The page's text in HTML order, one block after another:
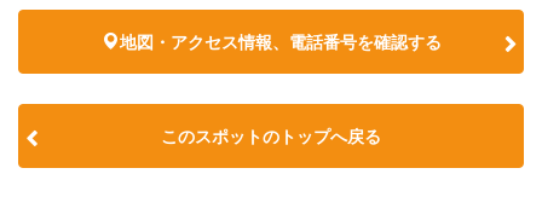
地図・アクセス情報、電話番号を確認する
このスポットのトップへ戻る